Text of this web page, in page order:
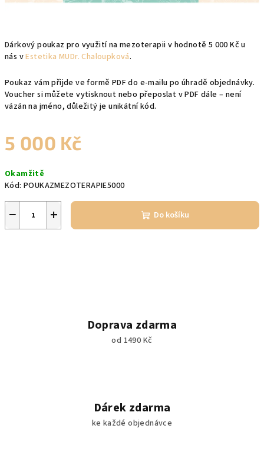
Dárkový poukaz pro využití na mezoterapii v hodnotě 5 000 Kč u
nás vEstetika MUDr. Chaloupková.
Poukaz vám přijde ve formě PDF do e-mailu po úhradě objednávky.
Voucher si můžete vytisknout nebo přeposlat v PDF dále – není
vázán na jméno, důležitý je unikátní kód.
5 000 Kč
cena:
Okamžitě
Kód: POUKAZMEZOTERAPIE5000
+
− Do košíku
Doprava zdarma
od 1490 Kč
Dárek zdarma
ke každé objednávce